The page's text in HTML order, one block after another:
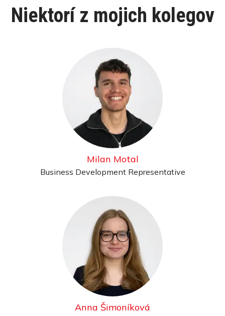
Niektorí z mojich kolegov
Milan Motal
Business Development Representative
Anna Šimoníková